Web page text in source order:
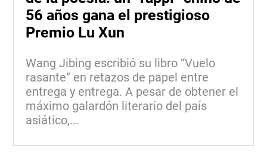
56 años gana el prestigioso
Premio Lu Xun
Wang Jibing escribió su libro “Vuelo
rasante” en retazos de papel entre
entrega y entrega. A pesar de obtener el
máximo galardón literario del país
asiático,...